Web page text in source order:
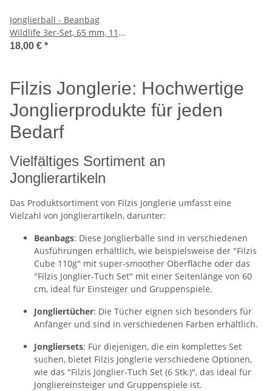
Jonglierball - Beanbag
Wildlife 3er-Set, 65 mm, 110
g
18,00 € *
Filzis Jonglerie: Hochwertige
Jonglierprodukte für jeden
Bedarf
Vielfältiges Sortiment an
Jonglierartikeln
Das Produktsortiment von Filzis Jonglerie umfasst eine
Vielzahl von Jonglierartikeln, darunter:
Beanbags: Diese Jonglierbälle sind in verschiedenen
Ausführungen erhältlich, wie beispielsweise der "Filzis
Cube 110g" mit super-smoother Oberfläche oder das
"Filzis Jonglier-Tuch Set" mit einer Seitenlänge von 60
cm, ideal für Einsteiger und Gruppenspiele.
Jongliertücher: Die Tücher eignen sich besonders für
Anfänger und sind in verschiedenen Farben erhältlich.
Jongliersets: Für diejenigen, die ein komplettes Set
suchen, bietet Filzis Jonglerie verschiedene Optionen,
wie das "Filzis Jonglier-Tuch Set (6 Stk.)", das ideal für
Jongliereinsteiger und Gruppenspiele ist.